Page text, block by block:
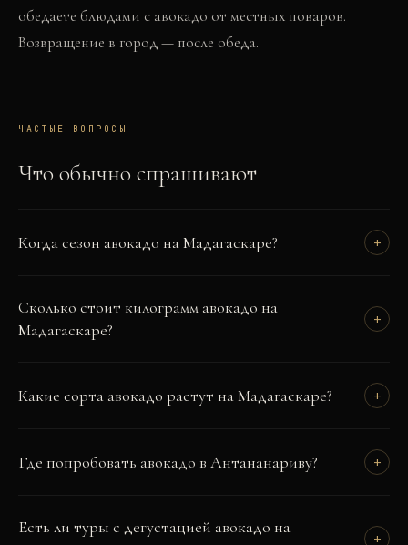
обедаете блюдами с авокадо от местных поваров.
Возвращение в город — после обеда.
ЧАСТЫЕ ВОПРОСЫ
Что обычно спрашивают
Когда сезон авокадо на Мадагаскаре? +
Сколько стоит килограмм авокадо на
Мадагаскаре?
+
Какие сорта авокадо растут на Мадагаскаре? +
Где попробовать авокадо в Антананариву? +
Есть ли туры с дегустацией авокадо на
+